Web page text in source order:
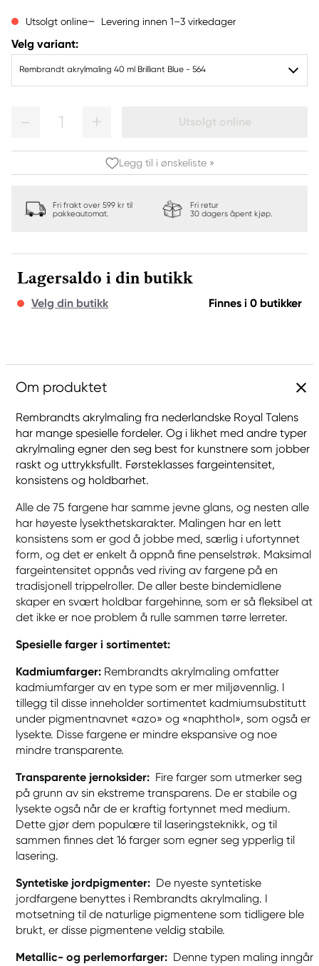
Utsolgt online Levering innen 1–3 virkedager
Velg variant:
Rembrandt akrylmaling 40 ml Brilliant Blue - 564
1 Utsolgt online
Legg til i ønskeliste »
Fri frakt over 599 kr til
pakkeautomat.
Fri retur
30 dagers åpent kjøp.
Lagersaldo i din butikk
Velg din butikk Finnes i 0 butikker
Om produktet
Rembrandts akrylmaling fra nederlandske Royal Talens
har mange spesielle fordeler. Og i likhet med andre typer
akrylmaling egner den seg best for kunstnere som jobber
raskt og uttrykksfullt. Førsteklasses fargeintensitet,
konsistens og holdbarhet.
Alle de 75 fargene har samme jevne glans, og nesten alle
har høyeste lysekthetskarakter. Malingen har en lett
konsistens som er god å jobbe med, særlig i ufortynnet
form, og det er enkelt å oppnå fine penselstrøk. Maksimal
fargeintensitet oppnås ved riving av fargene på en
tradisjonell trippelroller. De aller beste bindemidlene
skaper en svært holdbar fargehinne, som er så fleksibel at
det ikke er noe problem å rulle sammen tørre lerreter.
Spesielle farger i sortimentet:
Kadmiumfarger: Rembrandts akrylmaling omfatter
kadmiumfarger av en type som er mer miljøvennlig. I
tillegg til disse inneholder sortimentet kadmiumsubstitutt
under pigmentnavnet «azo» og «naphthol», som også er
lysekte. Disse fargene er mindre ekspansive og noe
mindre transparente.
Transparente jernoksider: Fire farger som utmerker seg
på grunn av sin ekstreme transparens. De er stabile og
lysekte også når de er kraftig fortynnet med medium.
Dette gjør dem populære til laseringsteknikk, og til
sammen finnes det 16 farger som egner seg ypperlig til
lasering.
Syntetiske jordpigmenter: De nyeste syntetiske
jordfargene benyttes i Rembrandts akrylmaling. I
motsetning til de naturlige pigmentene som tidligere ble
brukt, er disse pigmentene veldig stabile.
Metallic- og perlemorfarger: Denne typen maling inngår